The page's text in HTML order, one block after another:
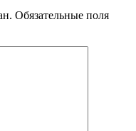
Обязательные поля